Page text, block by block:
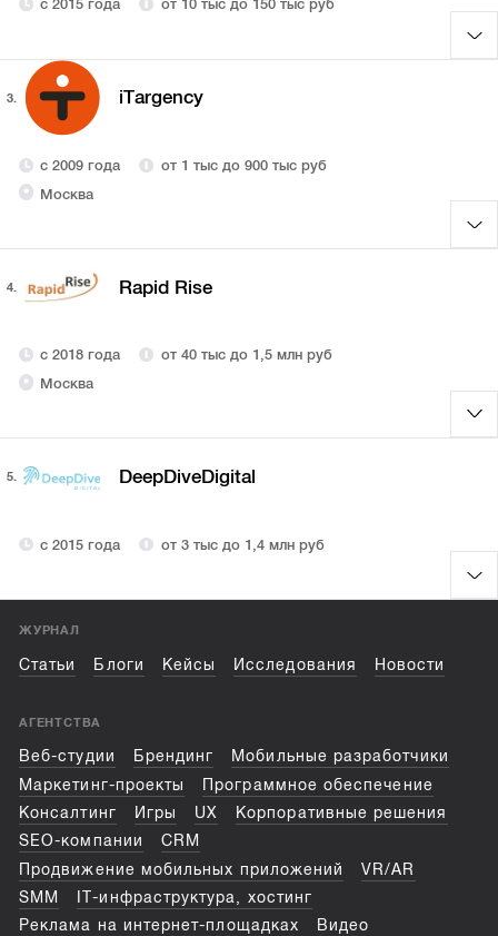
с 2015 года от 10 тыс до 150 тыс руб
3. iTargency
с 2009 года
от 1 тыс до 900 тыс руб
Москва
4. Rapid Rise
с 2018 года
от 40 тыс до 1,5 млн руб
Москва
5. DeepDiveDigital
с 2015 года от 3 тыс до 1,4 млн руб
ЖУРНАЛ
Статьи Блоги Кейсы Исследования Новости
АГЕНТСТВА
Веб-студии Брендинг
Мобильные разработчики
Маркетинг-проекты
Программное обеспечение
Консалтинг
Игры UX
Корпоративные решения
SEO-компании
CRM
Продвижение мобильных приложений
VR/AR
SMM
IT-инфраструктура, хостинг
Реклама на интернет-площадках
Видео